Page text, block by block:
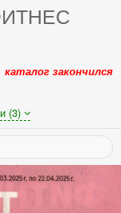
каталог закончился
(3)